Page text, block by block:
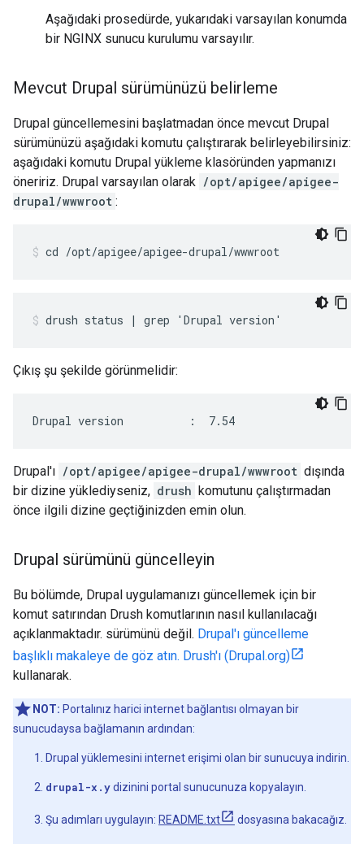
Aşağıdaki prosedürde, yukarıdaki varsayılan konumda
bir NGINX sunucu kurulumu varsayılır.
Mevcut Drupal sürümünüzü belirleme
Drupal güncellemesini başlatmadan önce mevcut Drupal
sürümünüzü aşağıdaki komutu çalıştırarak belirleyebilirsiniz:
aşağıdaki komutu Drupal yükleme klasöründen yapmanızı
öneririz. Drupal varsayılan olarak /opt/apigee/apigee-
drupal/wwwroot :
cd /opt/apigee/apigee-drupal/wwwroot
drush status | grep 'Drupal version'
Çıkış şu şekilde görünmelidir:
Drupal version          :  7.54
Drupal'ı /opt/apigee/apigee-drupal/wwwroot dışında
bir dizine yüklediyseniz, drush komutunu çalıştırmadan
önce ilgili dizine geçtiğinizden emin olun.
Drupal sürümünü güncelleyin
Bu bölümde, Drupal uygulamanızı güncellemek için bir
komut satırından Drush komutlarının nasıl kullanılacağı
açıklanmaktadır. sürümünü değil. Drupal'ı güncelleme
başlıklı makaleye de göz atın. Drush'ı (Drupal.org)
kullanarak.
NOT: Portalınız harici internet bağlantısı olmayan bir
sunucudaysa bağlamanın ardından:
Drupal yüklemesini internet erişimi olan bir sunucuya indirin.
drupal-x.ydizinini portal sunucunuza kopyalayın.
Şu adımları uygulayın: README.txt dosyasına bakacağız.